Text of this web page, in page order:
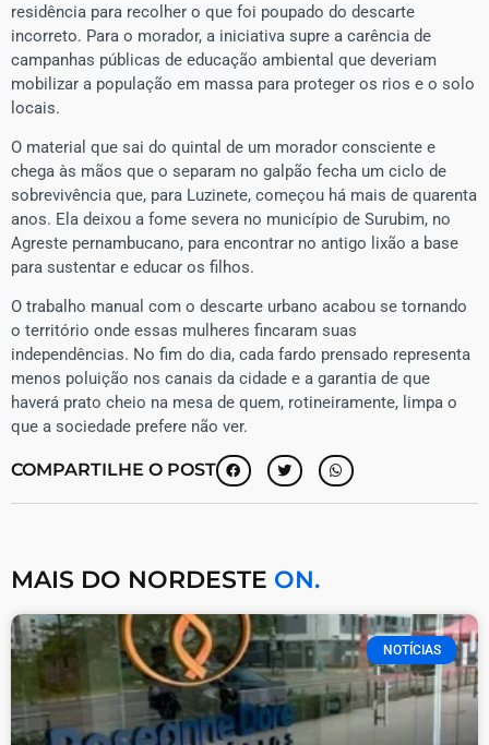
residência para recolher o que foi poupado do descarte
incorreto. Para o morador, a iniciativa supre a carência de
campanhas públicas de educação ambiental que deveriam
mobilizar a população em massa para proteger os rios e o solo
locais.
O material que sai do quintal de um morador consciente e
chega às mãos que o separam no galpão fecha um ciclo de
sobrevivência que, para Luzinete, começou há mais de quarenta
anos. Ela deixou a fome severa no município de Surubim, no
Agreste pernambucano, para encontrar no antigo lixão a base
para sustentar e educar os filhos.
O trabalho manual com o descarte urbano acabou se tornando
o território onde essas mulheres fincaram suas
independências. No fim do dia, cada fardo prensado representa
menos poluição nos canais da cidade e a garantia de que
haverá prato cheio na mesa de quem, rotineiramente, limpa o
que a sociedade prefere não ver.
COMPARTILHE O POST
MAIS DO NORDESTE ON.
NOTÍCIAS